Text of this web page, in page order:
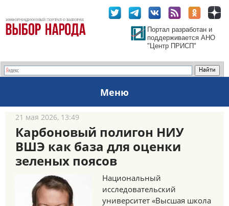
Портал разработан и
поддерживается АНО
"Центр ПРИСП"
Меню
21 мая 2026, 13:49
Карбоновый полигон НИУ
ВШЭ как база для оценки
зеленых поясов
Национальный
исследовательский
университет «Высшая школа